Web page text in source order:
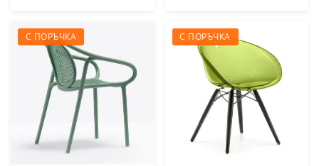
С ПОРЪЧКА С ПОРЪЧКА